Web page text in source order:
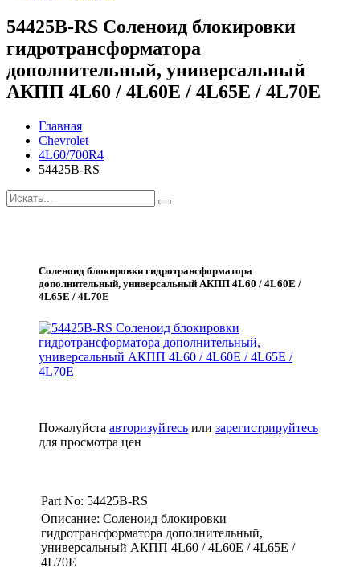
54425B-RS Соленоид блокировки
гидротрансформатора
дополнительный, универсальный
АКПП 4L60 / 4L60E / 4L65E / 4L70E
Главная
Chevrolet
4L60/700R4
54425B-RS
Соленоид блокировки гидротрансформатора
дополнительный, универсальный АКПП 4L60 / 4L60E /
4L65E / 4L70E
Пожалуйста авторизуйтесь или зарегистрируйтесь
для просмотра цен
Part No: 54425B-RS
Описание: Соленоид блокировки
гидротрансформатора дополнительный,
универсальный АКПП 4L60 / 4L60E / 4L65E /
4L70E